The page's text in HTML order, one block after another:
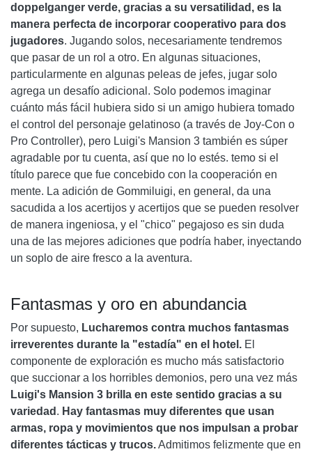
doppelganger verde, gracias a su versatilidad, es la
manera perfecta de incorporar cooperativo para dos
jugadores. Jugando solos, necesariamente tendremos
que pasar de un rol a otro. En algunas situaciones,
particularmente en algunas peleas de jefes, jugar solo
agrega un desafío adicional. Solo podemos imaginar
cuánto más fácil hubiera sido si un amigo hubiera tomado
el control del personaje gelatinoso (a través de Joy-Con o
Pro Controller), pero Luigi's Mansion 3 también es súper
agradable por tu cuenta, así que no lo estés. temo si el
título parece que fue concebido con la cooperación en
mente. La adición de Gommiluigi, en general, da una
sacudida a los acertijos y acertijos que se pueden resolver
de manera ingeniosa, y el "chico" pegajoso es sin duda
una de las mejores adiciones que podría haber, inyectando
un soplo de aire fresco a la aventura.
Fantasmas y oro en abundancia
Por supuesto, Lucharemos contra muchos fantasmas
irreverentes durante la "estadía" en el hotel. El
componente de exploración es mucho más satisfactorio
que succionar a los horribles demonios, pero una vez más
Luigi's Mansion 3 brilla en este sentido gracias a su
variedad . Hay fantasmas muy diferentes que usan
armas, ropa y movimientos que nos impulsan a probar
diferentes tácticas y trucos.Admitimos felizmente que en